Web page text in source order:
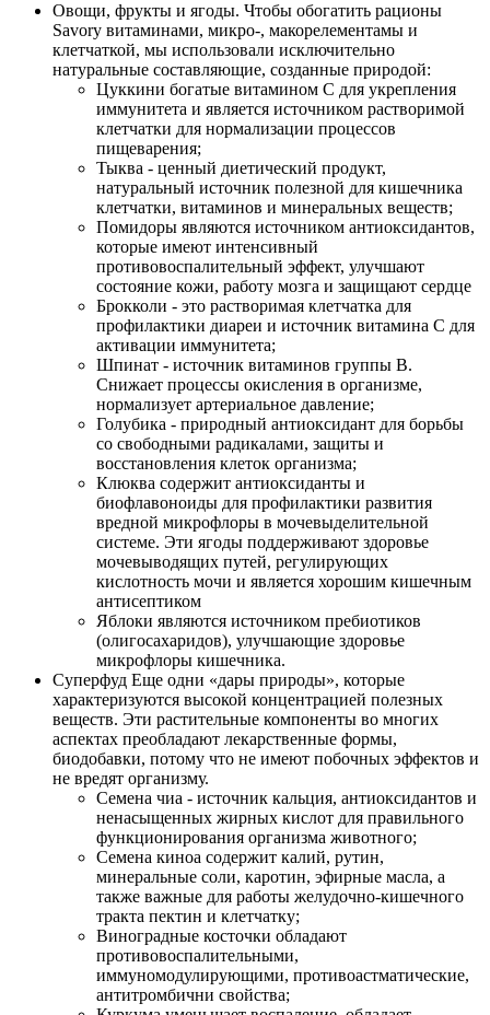
Овощи, фрукты и ягоды. Чтобы обогатить рационы
Savory витаминами, микро-, макорелементамы и
клетчаткой, мы использовали исключительно
натуральные составляющие, созданные природой:
Цуккини богатые витамином С для укрепления
иммунитета и является источником растворимой
клетчатки для нормализации процессов
пищеварения;
Тыква - ценный диетический продукт,
натуральный источник полезной для кишечника
клетчатки, витаминов и минеральных веществ;
Помидоры являются источником антиоксидантов,
которые имеют интенсивный
противовоспалительный эффект, улучшают
состояние кожи, работу мозга и защищают сердце
Брокколи - это растворимая клетчатка для
профилактики диареи и источник витамина С для
активации иммунитета;
Шпинат - источник витаминов группы В.
Снижает процессы окисления в организме,
нормализует артериальное давление;
Голубика - природный антиоксидант для борьбы
со свободными радикалами, защиты и
восстановления клеток организма;
Клюква содержит антиоксиданты и
биофлавоноиды для профилактики развития
вредной микрофлоры в мочевыделительной
системе. Эти ягоды поддерживают здоровье
мочевыводящих путей, регулирующих
кислотность мочи и является хорошим кишечным
антисептиком
Яблоки являются источником пребиотиков
(олигосахаридов), улучшающие здоровье
микрофлоры кишечника.
Суперфуд Еще одни «дары природы», которые
характеризуются высокой концентрацией полезных
веществ. Эти растительные компоненты во многих
аспектах преобладают лекарственные формы,
биодобавки, потому что не имеют побочных эффектов и
не вредят организму.
Семена чиа - источник кальция, антиоксидантов и
ненасыщенных жирных кислот для правильного
функционирования организма животного;
Семена киноа содержит калий, рутин,
минеральные соли, каротин, эфирные масла, а
также важные для работы желудочно-кишечного
тракта пектин и клетчатку;
Виноградные косточки обладают
противовоспалительными,
иммуномодулирующими, противоастматические,
антитромбични свойства;